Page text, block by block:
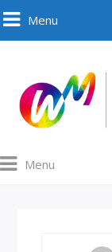
Menu
Menu